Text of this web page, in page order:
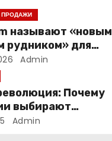
ПРОДАЖИ
называют «новым
рудником» для
как блогеры
онлайн-бизнес
Admin
Почему
выбирают
логотипы?
Admin